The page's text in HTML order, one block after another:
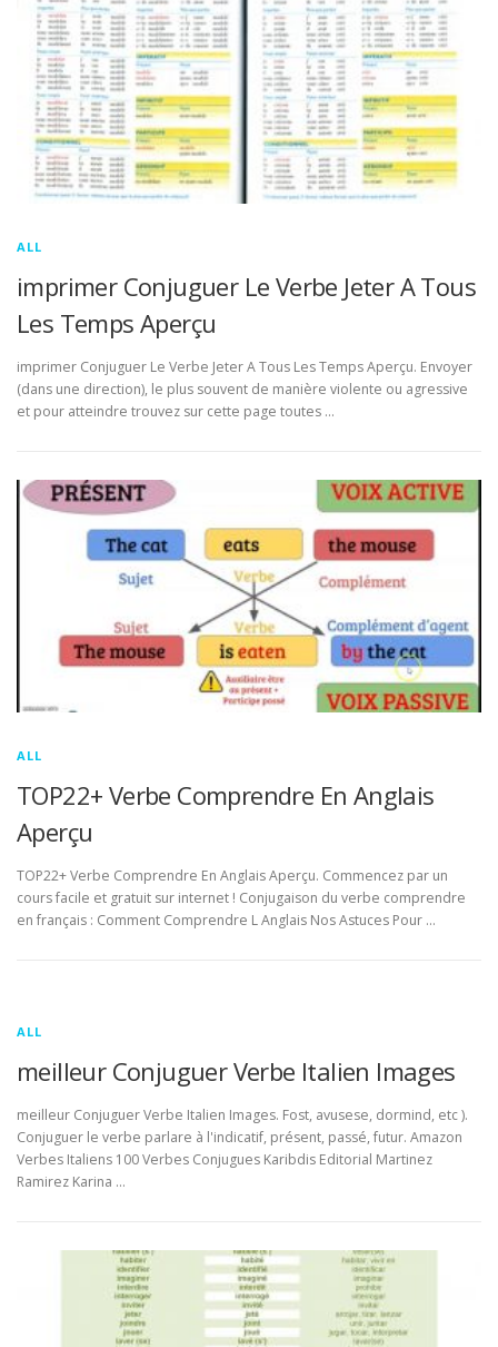
ALL
imprimer Conjuguer Le Verbe Jeter A Tous
Les Temps Aperçu
imprimer Conjuguer Le Verbe Jeter A Tous Les Temps Aperçu. Envoyer
(dans une direction), le plus souvent de manière violente ou agressive
et pour atteindre trouvez sur cette page toutes …
ALL
TOP22+ Verbe Comprendre En Anglais
Aperçu
TOP22+ Verbe Comprendre En Anglais Aperçu. Commencez par un
cours facile et gratuit sur internet ! Conjugaison du verbe comprendre
en français : Comment Comprendre L Anglais Nos Astuces Pour …
ALL
meilleur Conjuguer Verbe Italien Images
meilleur Conjuguer Verbe Italien Images. Fost, avusese, dormind, etc ).
Conjuguer le verbe parlare à l'indicatif, présent, passé, futur. Amazon
Verbes Italiens 100 Verbes Conjugues Karibdis Editorial Martinez
Ramirez Karina …